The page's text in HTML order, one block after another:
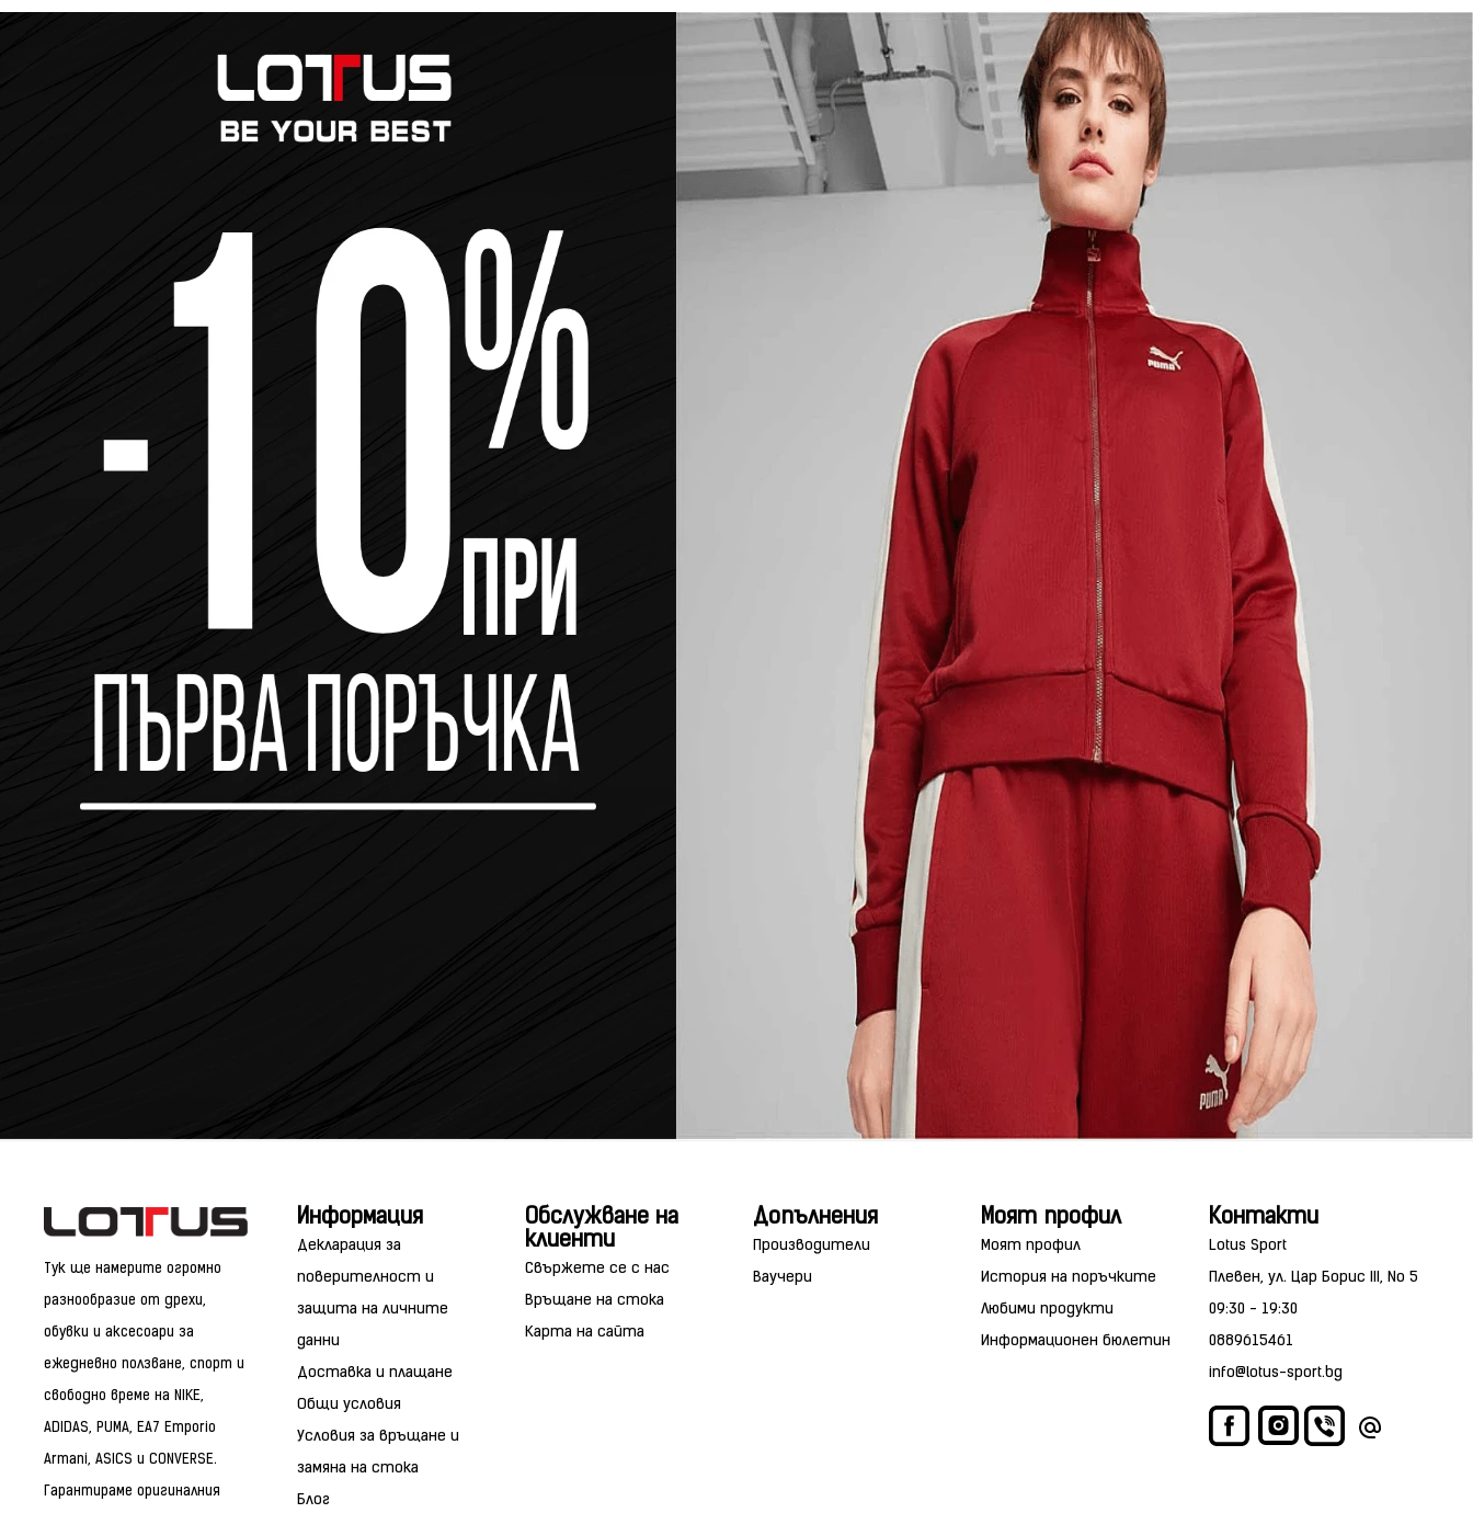
Тук ще намерите огромно
разнообразие от дрехи,
обувки и аксесоари за
ежедневно ползване, спорт и
свободно време на NIKE,
ADIDAS, PUMA, EA7 Emporio
Armani, ASICS и CONVERSE.
Гарантираме оригиналния
Информация
Декларация за
поверителност и
защита на личните
данни
Доставка и плащане
Общи условия
Условия за връщане и
замяна на стока
Блог
Обслужване на
клиенти
Свържете се с нас
Връщане на стока
Карта на сайта
Допълнения
Производители
Ваучери
Моят профил
Моят профил
История на поръчките
Любими продукти
Информационен бюлетин
Контакти
Lotus Sport
Плевен, ул. Цар Борис III, No 5
09:30 - 19:30
0889615461
info@lotus-sport.bg